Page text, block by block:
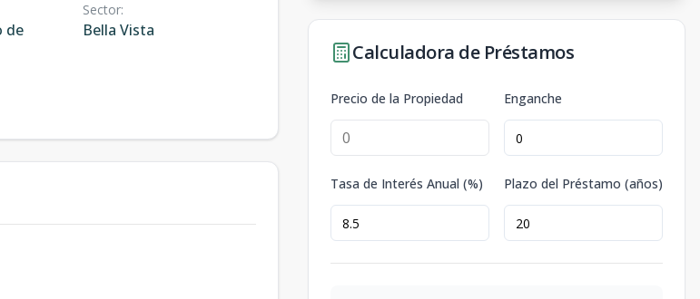
de
Sector:
Bella Vista
Calculadora de Préstamos
Precio de la Propiedad Enganche
Tasa de Interés Anual (%) Plazo del Préstamo (años)